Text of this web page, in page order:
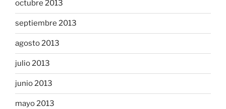
octubre 2013
septiembre 2013
agosto 2013
julio 2013
junio 2013
mayo 2013